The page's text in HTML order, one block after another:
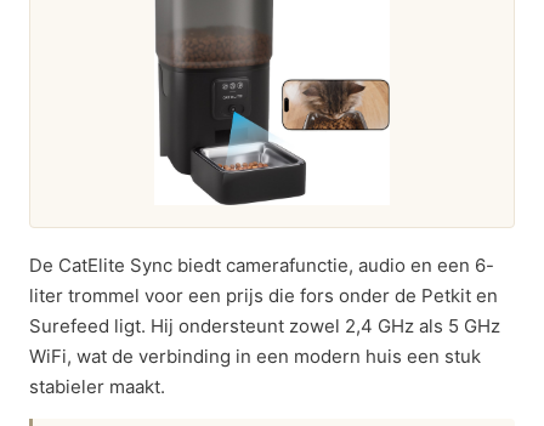
De CatElite Sync biedt camerafunctie, audio en een 6-
liter trommel voor een prijs die fors onder de Petkit en
Surefeed ligt. Hij ondersteunt zowel 2,4 GHz als 5 GHz
WiFi, wat de verbinding in een modern huis een stuk
stabieler maakt.